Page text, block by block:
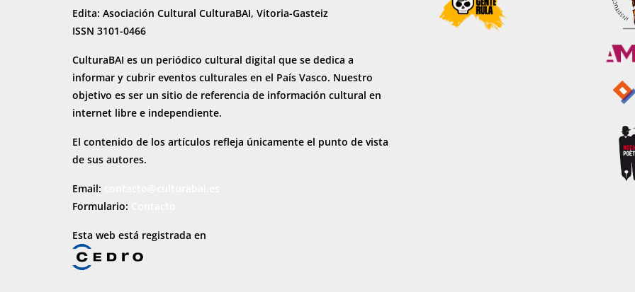
Edita: Asociación Cultural CulturaBAI, Vitoria-Gasteiz
ISSN 3101-0466
CulturaBAI es un periódico cultural digital que se dedica a
informar y cubrir eventos culturales en el País Vasco. Nuestro
objetivo es ser un sitio de referencia de información cultural en
internet libre e independiente.
El contenido de los artículos refleja únicamente el punto de vista
de sus autores.
Email:
Formulario:
Esta web está registrada en